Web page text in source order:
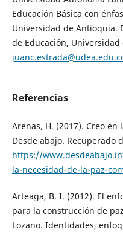
Educación Básica con
Universidad de Antioquia.
de Educación,
Referencias
Arenas, H. (2017). Creo
Desde abajo. Recuperado
https://
la-necesidad-de-la-paz-
Arteaga, B. I. (2012). El
para la construcción de
Lozano. Identidades,